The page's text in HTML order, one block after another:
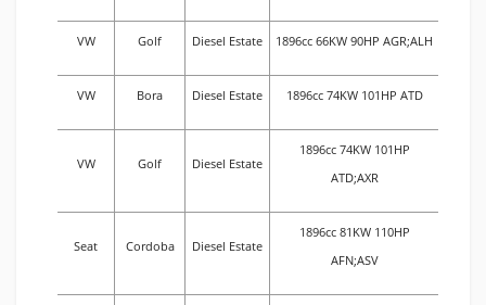
VW Golf Diesel Estate 1896cc 66KW 90HP AGR;ALH
VW Bora Diesel Estate 1896cc 74KW 101HP ATD
VW Golf Diesel Estate
1896cc 74KW 101HP
ATD;AXR
Seat Cordoba Diesel Estate
1896cc 81KW 110HP
AFN;ASV